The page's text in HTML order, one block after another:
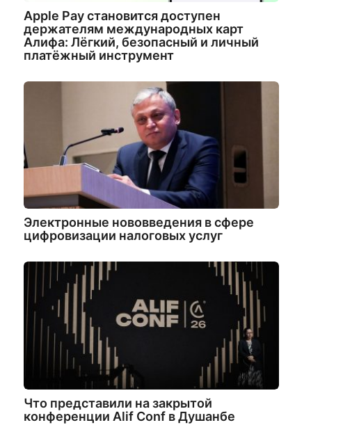
Apple Pay становится доступен
держателям международных карт
Алифа: Лёгкий, безопасный и личный
платёжный инструмент
Электронные нововведения в сфере
цифровизации налоговых услуг
Что представили на закрытой
конференции Alif Conf в Душанбе